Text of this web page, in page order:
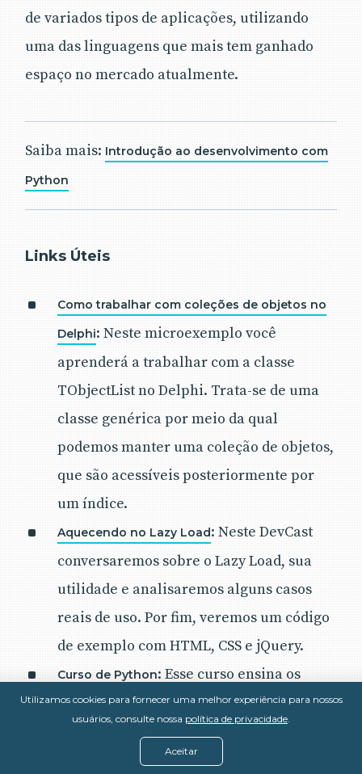
de variados tipos de aplicações, utilizando
uma das linguagens que mais tem ganhado
espaço no mercado atualmente.
Saiba mais: Introdução ao desenvolvimento com
Python
Links Úteis
Como trabalhar com coleções de objetos no
Delphi: Neste microexemplo você
aprenderá a trabalhar com a classe
TObjectList no Delphi. Trata-se de uma
classe genérica por meio da qual
podemos manter uma coleção de objetos,
que são acessíveis posteriormente por
um índice.
Aquecendo no Lazy Load: Neste DevCast
conversaremos sobre o Lazy Load, sua
utilidade e analisaremos alguns casos
reais de uso. Por fim, veremos um código
de exemplo com HTML, CSS e jQuery.
Curso de Python: Esse curso ensina os
primeiros passos para se tornar um
conceitos fundamentais necessários. Este
Utilizamos cookies para fornecer uma melhor experiência para nossos
usuários, consulte nossa política de privacidade.
Aceitar